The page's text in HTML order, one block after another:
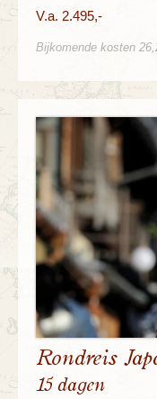
V.a. 2.495,-
Bijkomende kosten
Rondreis
15 dagen